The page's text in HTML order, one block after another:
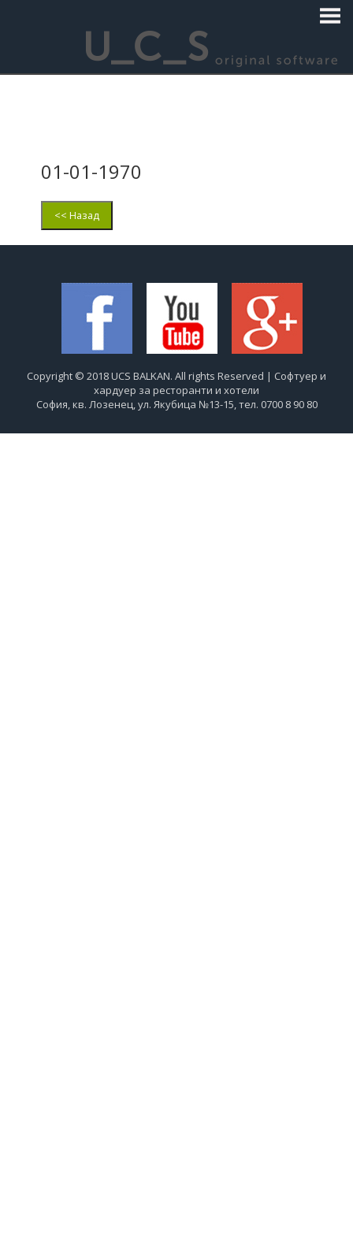
01-01-1970
<< Назад
Copyright © 2018 UCS BALKAN. All rights Reserved | Софтуер и
хардуер за ресторанти и хотели
София, кв. Лозенец, ул. Якубица №13-15, тел. 0700 8 90 80